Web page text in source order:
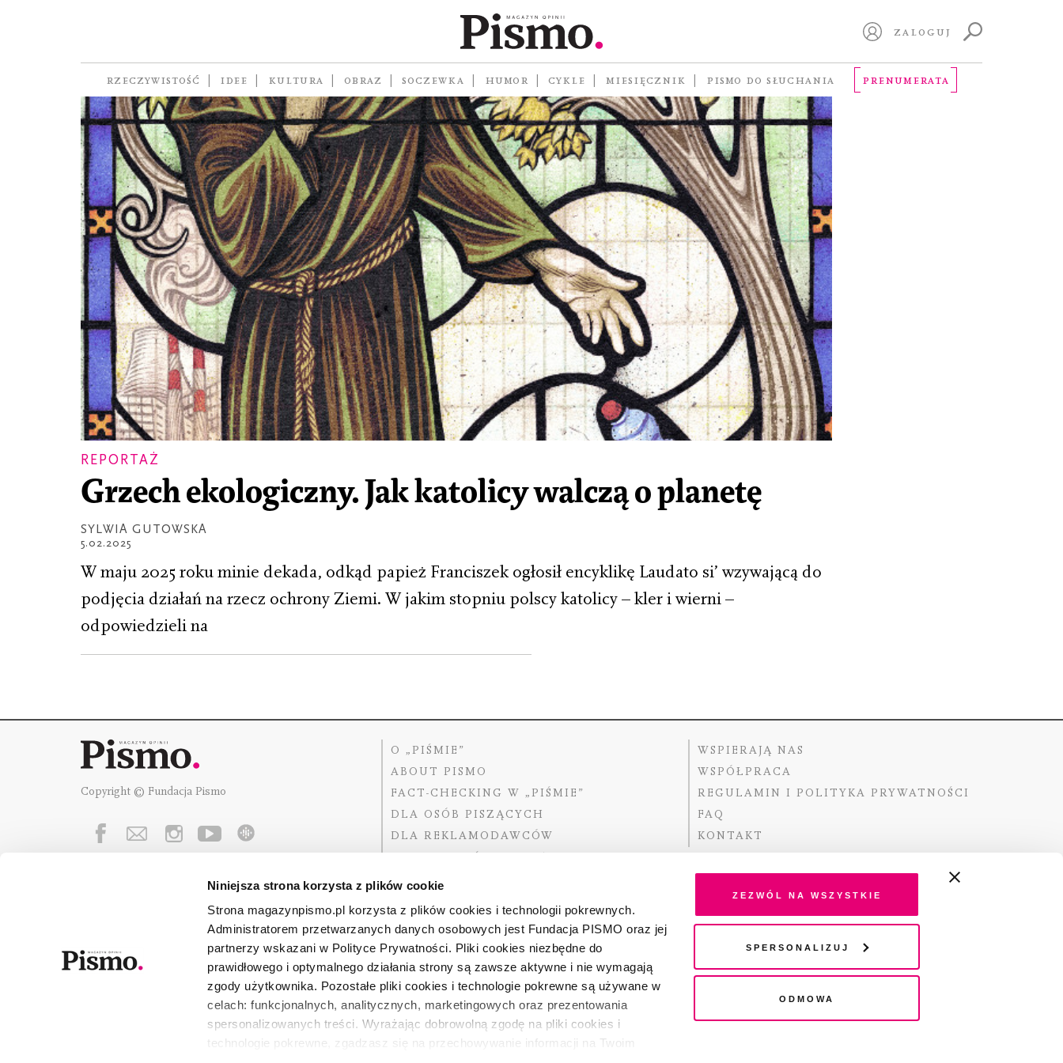
Niniejsza strona korzysta z plików cookie
Strona magazynpismo.pl korzysta z plików cookies i technologii pokrewnych.
Administratorem przetwarzanych danych osobowych jest Fundacja PISMO oraz jej
partnerzy wskazani w Polityce Prywatności. Pliki cookies niezbędne do
prawidłowego i optymalnego działania strony są zawsze aktywne i nie wymagają
zgody użytkownika. Pozostałe pliki cookies i technologie pokrewne są używane w
celach: funkcjonalnych, analitycznych, marketingowych oraz prezentowania
spersonalizowanych treści. Wyrażając dobrowolną zgodę na pliki cookies i
technologie pokrewne, zgadzasz się na przechowywanie informacji na Twoim
Zezwól na wszystkie
Spersonalizuj
Odmowa
ZALOGUJ
RZECZYWISTOŚĆ IDEE KULTURA OBRAZ SOCZEWKA HUMOR CYKLE MIESIĘCZNIK PISMO DO SŁUCHANIA PRENUMERATA
REPORTAŻ
Grzech ekologiczny. Jak katolicy walczą o planetę
SYLWIA GUTOWSKA
5.02.2025
W maju 2025 roku minie dekada, odkąd papież Franciszek ogłosił encyklikę Laudato si’ wzywającą do
podjęcia działań na rzecz ochrony Ziemi. W jakim stopniu polscy katolicy – kler i wierni –
odpowiedzieli na
Copyright © Fundacja Pismo
O „PIŚMIE”
ABOUT PISMO
FACT-CHECKING W „PIŚMIE”
DLA OSÓB PISZĄCYCH
DLA REKLAMODAWCÓW
WSPIERAJĄ NAS
WSPÓŁPRACA
REGULAMIN I POLITYKA PRYWATNOŚCI
FAQ
KONTAKT
Fundację Pismowspierają:
Dofinansowano ze środków Ministra Kultury i Dziedzictwa
Narodowego pochodzących z Funduszu Promocji Kultury –